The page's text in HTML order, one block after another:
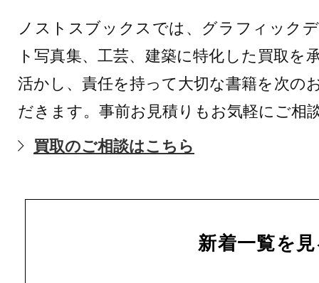
ノストスブックスでは、グラフィック
ト写真集、工芸、建築に特化した買取を
活かし、責任を持って大切な書籍を次の
だきます。事前お見積りもお気軽にご相
買取のご相談はこちら
新着一覧を